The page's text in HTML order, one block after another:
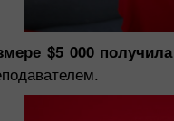
$5 000 получила